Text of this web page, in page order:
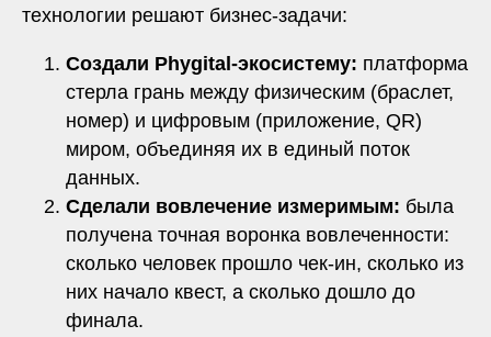
технологии решают бизнес-задачи:
Создали Phygital-экосистему: платформа
стерла грань между физическим (браслет,
номер) и цифровым (приложение, QR)
миром, объединяя их в единый поток
данных.
Сделали вовлечение измеримым: была
получена точная воронка вовлеченности:
сколько человек прошло чек-ин, сколько из
них начало квест, а сколько дошло до
финала.